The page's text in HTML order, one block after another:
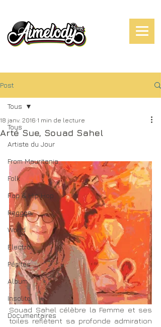
Post
Tous
Artiste du Jour
From Mauritania
Folk
Rap & Hip Hop
Reggae
World
Electro
Pépites
Album
Insolite
Documentaires
Tous
Arté Sue, Souad Sahel
18 janv. 2016 1 min de lecture
Souad Sahel célèbre la Femme et ses
toiles reflètent sa profonde admiration